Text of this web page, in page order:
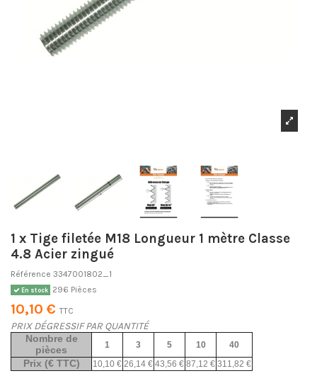
1 x Tige filetée M18 Longueur 1 mètre Classe
4.8 Acier zingué
Référence 3347001802_1
En stock 296 Pièces
10,10 €TTC
PRIX DÉGRESSIF PAR QUANTITÉ
Nombre de
pièces
1 3 5 10 40
Prix (€ TTC) 10,10 € 26,14 € 43,56 € 87,12 € 311,82 €